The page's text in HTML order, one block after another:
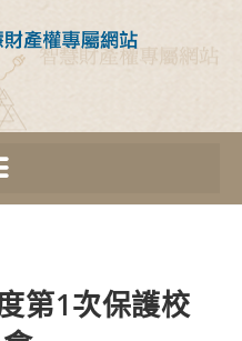
第1次保護校